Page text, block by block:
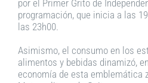
por el Primer Grito de
programación, que inicia a las
las 23h00.
Asimismo, el consumo en los
alimentos y bebidas dinamizó,
economía de esta emblemática